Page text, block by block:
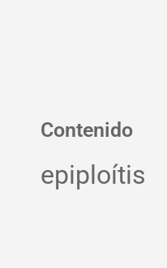
Contenido
epiploítis